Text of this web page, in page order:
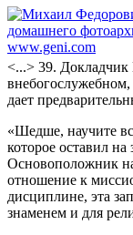
<...> 39.
дает
«Шедше, научите
которое оставил
Основоположник
отношение к
дисциплине, эта
знаменем и для